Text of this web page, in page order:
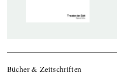
Bücher & Zeitschriften